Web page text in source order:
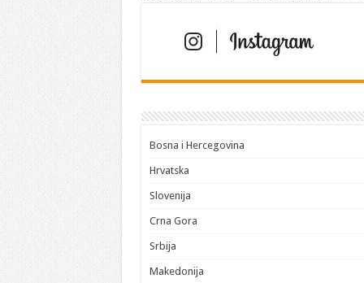
Bosna i Hercegovina
Hrvatska
Slovenija
Crna Gora
Srbija
Makedonija